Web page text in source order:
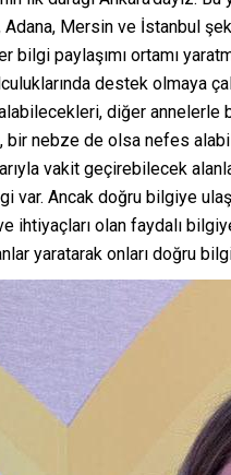
Adana, Mersin ve İstanbul
bilgi paylaşımı ortamı
destek olmaya
diğer annelerle
bir nebze de olsa nefes
vakit geçirebilecek
var. Ancak doğru bilgiye
ihtiyaçları olan faydalı
yaratarak onları doğru